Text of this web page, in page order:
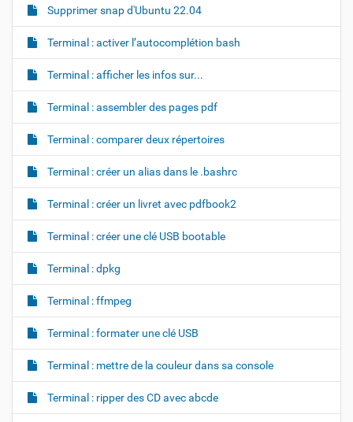
Supprimer snap d'Ubuntu 22.04
Terminal : activer l’autocomplétion bash
Terminal : afficher les infos sur...
Terminal : assembler des pages pdf
Terminal : comparer deux répertoires
Terminal : créer un alias dans le .bashrc
Terminal : créer un livret avec pdfbook2
Terminal : créer une clé USB bootable
Terminal : dpkg
Terminal : ffmpeg
Terminal : formater une clé USB
Terminal : mettre de la couleur dans sa console
Terminal : ripper des CD avec abcde